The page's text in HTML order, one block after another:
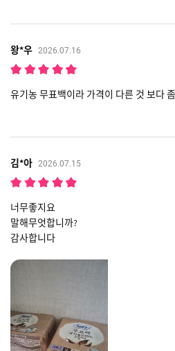
왕*우 2026.07.16
유기농 무표백이라 가격이 다른 것 보다
김*아 2026.07.15
너무좋지요
말해무엇합니까?
감사합니다